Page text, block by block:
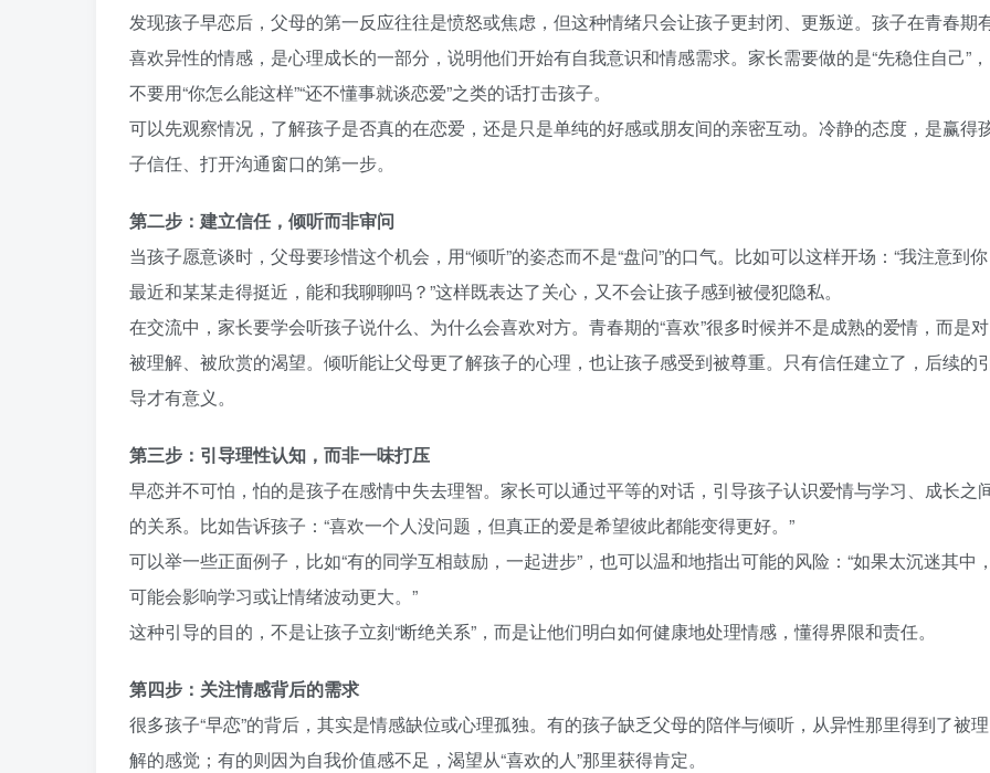
发现孩子早恋后，父母的第一反应往往是愤怒或焦虑，但这种情绪只会让孩子更封闭、更叛逆。孩子在青春期
喜欢异性的情感，是心理成长的一部分，说明他们开始有自我意识和情感需求。家长需要做的是“先稳住自己”，
不要用“你怎么能这样”“还不懂事就谈恋爱”之类的话打击孩子。
可以先观察情况，了解孩子是否真的在恋爱，还是只是单纯的好感或朋友间的亲密互动。冷静的态度，是赢得
子信任、打开沟通窗口的第一步。
第二步：建立信任，倾听而非审问
当孩子愿意谈时，父母要珍惜这个机会，用“倾听”的姿态而不是“盘问”的口气。比如可以这样开场：“我注意到你
最近和某某走得挺近，能和我聊聊吗？”这样既表达了关心，又不会让孩子感到被侵犯隐私。
在交流中，家长要学会听孩子说什么、为什么会喜欢对方。青春期的“喜欢”很多时候并不是成熟的爱情，而是对
被理解、被欣赏的渴望。倾听能让父母更了解孩子的心理，也让孩子感受到被尊重。只有信任建立了，后续的
导才有意义。
第三步：引导理性认知，而非一味打压
早恋并不可怕，怕的是孩子在感情中失去理智。家长可以通过平等的对话，引导孩子认识爱情与学习、成长之
的关系。比如告诉孩子：“喜欢一个人没问题，但真正的爱是希望彼此都能变得更好。”
可以举一些正面例子，比如“有的同学互相鼓励，一起进步”，也可以温和地指出可能的风险：“如果太沉迷其中，
可能会影响学习或让情绪波动更大。”
这种引导的目的，不是让孩子立刻“断绝关系”，而是让他们明白如何健康地处理情感，懂得界限和责任。
第四步：关注情感背后的需求
很多孩子“早恋”的背后，其实是情感缺位或心理孤独。有的孩子缺乏父母的陪伴与倾听，从异性那里得到了被理
解的感觉；有的则因为自我价值感不足，渴望从“喜欢的人”那里获得肯定。